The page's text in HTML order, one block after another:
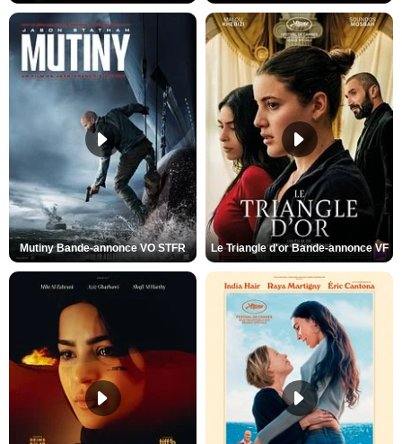
Mutiny Bande-annonce VO STFR Le Triangle d'or Bande-annonce VF